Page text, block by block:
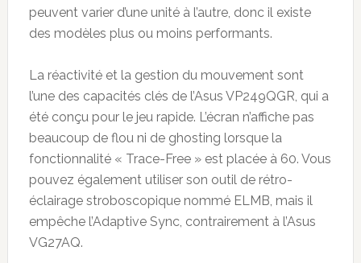
peuvent varier d’une unité à l’autre, donc il existe
des modèles plus ou moins performants.
La réactivité et la gestion du mouvement sont
l’une des capacités clés de l’Asus VP249QGR, qui a
été conçu pour le jeu rapide. L’écran n’affiche pas
beaucoup de flou ni de ghosting lorsque la
fonctionnalité « Trace-Free » est placée à 60. Vous
pouvez également utiliser son outil de rétro-
éclairage stroboscopique nommé ELMB, mais il
empêche l’Adaptive Sync, contrairement à l’Asus
VG27AQ.